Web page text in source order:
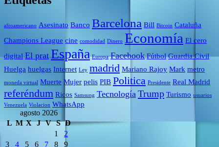
afroamericano Asesinato Banco Barcelona Bill Bitcoin Cataluña
Champions League cine comodidad Dinero Economía El cero
digital El prat España Europa Facebook Fútbol Guardia Civil
Huelga huelgas Internet Ley madrid Mariano Rajoy Mark metro
moneda virtual Muerte Mujer pelis PIB Politica Presidente Real Madrid
referéndum Ricos Samsung Tecnología Trump Turismo usuarios
Venezuela Violacion WhatsApp
agosto 2026
L M X J V S D
1
2
3
4 5 6 7 8
9